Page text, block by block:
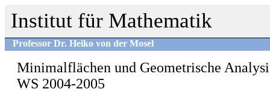
Institut für Mathematik
Professor Dr. Heiko von der Mosel
Minimalflächen und Geometrische
WS 2004-2005